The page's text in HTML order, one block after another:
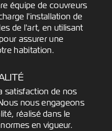
équipe de couvreurs
l'installation de
de l'art, en utilisant
assurer une
habitation.
satisfaction de nos
nous engageons
réalisé dans le
en vigueur.